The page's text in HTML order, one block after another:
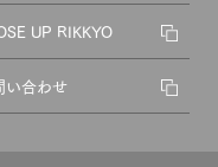
UP RIKKYO
い合わせ